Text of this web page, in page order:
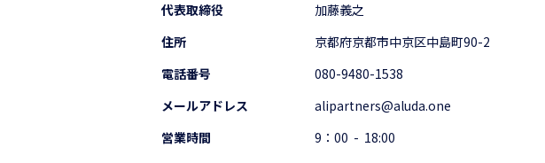
代表取締役
加藤義之
住所
京都府京都市中京区中島町90-2
電話番号
080-9480-1538
メールアドレス
alipartners@aluda.one
営業時間
9：00 - 18:00